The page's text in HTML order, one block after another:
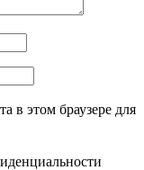
в этом браузере для